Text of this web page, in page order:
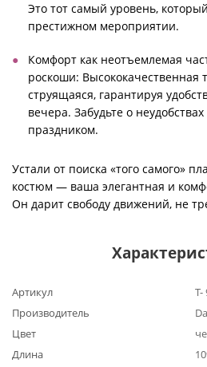
Это тот самый уровень,
престижном мероприятии.
Комфорт как неотъемлемая
роскоши: Высококачественная
струящаяся, гарантируя
вечера. Забудьте о
праздником.
Устали от поиска «того самого»
костюм — ваша элегантная и
Он дарит свободу движений, не
Артикул
Т-
Производитель
Цвет
Длина